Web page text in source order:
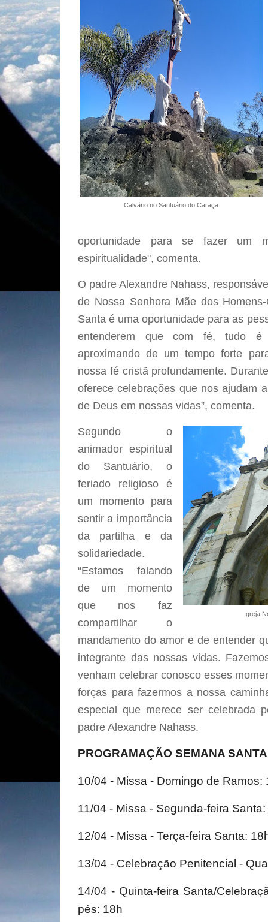
Calvário no Santuário do Caraça
oportunidade para se fazer um
espiritualidade", comenta.
O padre Alexandre Nahass,
de Nossa Senhora Mãe dos
Santa é uma oportunidade para as
entenderem que com fé, tudo é
aproximando de um tempo forte
nossa fé cristã profundamente.
oferece celebrações que nos ajudam
de Deus em nossas vidas”, comenta.
Igreja
Segundo o
animador espiritual
do Santuário, o
feriado religioso é
um momento para
sentir a importância
da partilha e da
solidariedade.
“Estamos falando
de um momento
que nos faz
compartilhar o
mandamento do amor e de entender
integrante das nossas vidas.
venham celebrar conosco esses
forças para fazermos a nossa
especial que merece ser celebrada
padre Alexandre Nahass.
PROGRAMAÇÃO SEMANA SANTA
10/04 - Missa - Domingo de Ramos:
11/04 - Missa - Segunda-feira
12/04 - Missa - Terça-feira Santa:
13/04 - Celebração Penitencial -
14/04 - Quinta-feira Santa/
pés: 18h